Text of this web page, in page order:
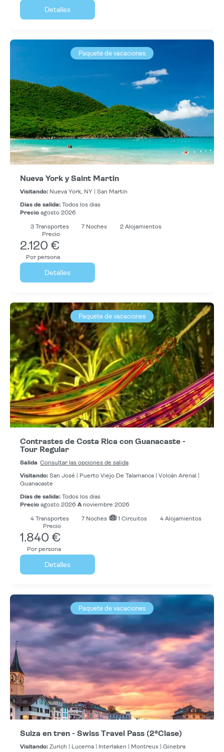
Detalles
Paquete de vacaciones
Nueva York y Saint Martin
Visitando: Nueva York, NY |
San Martin
Días de salida: Todos los dias
Precio agosto 2026
3 Transportes 7 Noches
2 Alojamientos
Precio
2.120 €
Por persona
Detalles
Paquete de vacaciones
Contrastes de Costa Rica con Guanacaste -
Tour Regular
Salida Consultar las opciones de salida
Visitando: San José | Puerto Viejo De Talamanca |
Volcán Arenal |
Guanacaste
Días de salida: Todos los dias
Precio agosto 2026 A noviembre 2026
4 Transportes 7 Noches 1 Circuitos
4 Alojamientos
Precio
1.840 €
Por persona
Detalles
Paquete de vacaciones
Suiza en tren - Swiss Travel Pass (2ªClase)
Visitando: Zurich | Lucerna | Interlaken | Montreux |
Ginebra